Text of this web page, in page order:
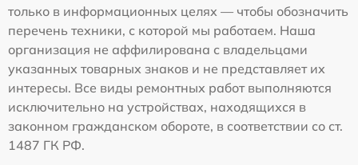
только в информационных целях — чтобы обозначить
перечень техники, с которой мы работаем. Наша
организация не аффилирована с владельцами
указанных товарных знаков и не представляет их
интересы. Все виды ремонтных работ выполняются
исключительно на устройствах, находящихся в
законном гражданском обороте, в соответствии со ст.
1487 ГК РФ.